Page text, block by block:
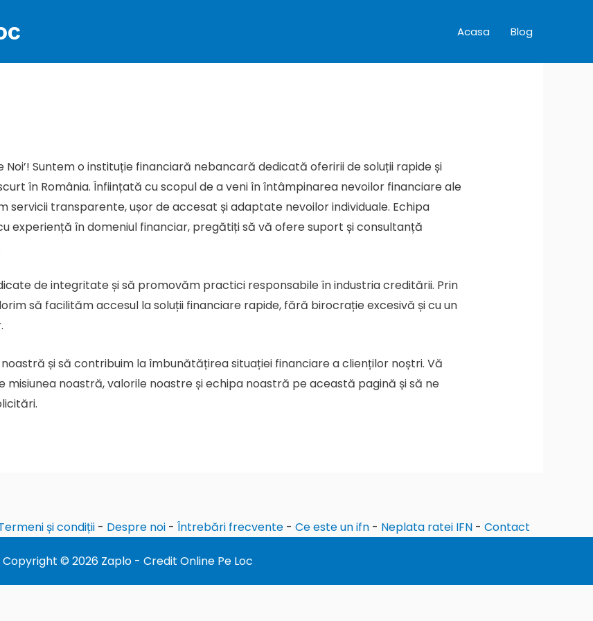
Acasa Blog
Noi’! Suntem o instituție financiară nebancară dedicată oferirii de soluții rapide și
în România. Înființată cu scopul de a veni în întâmpinarea nevoilor financiare ale
servicii transparente, ușor de accesat și adaptate nevoilor individuale. Echipa
experiență în domeniul financiar, pregătiți să vă ofere suport și consultanță
de integritate și să promovăm practici responsabile în industria creditării. Prin
să facilităm accesul la soluții financiare rapide, fără birocrație excesivă și cu un
și să contribuim la îmbunătățirea situației financiare a clienților noștri. Vă
noastră, valorile noastre și echipa noastră pe această pagină și să ne
și condiții- Despre noi- Întrebări frecvente- Ce este un ifn- Neplata ratei IFN- Contact
Copyright © 2026 Zaplo - Credit Online Pe Loc